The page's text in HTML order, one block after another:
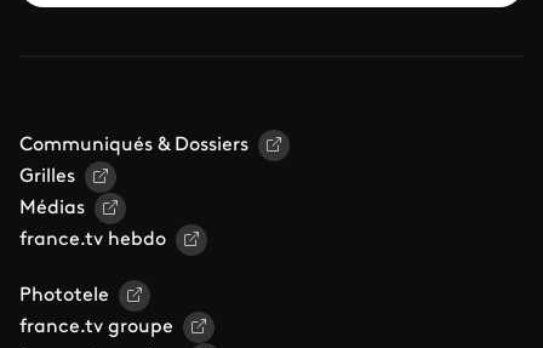
Communiqués & Dossiers
Grilles
Médias
france.tv hebdo
Phototele
france.tv groupe